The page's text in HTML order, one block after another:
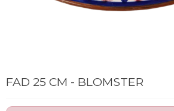
FAD 25 CM - BLOMSTER